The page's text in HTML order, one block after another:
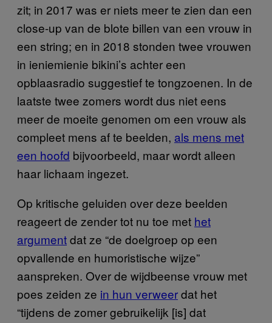
zit; in 2017 was er niets meer te zien dan een
close-up van de blote billen van een vrouw in
een string; en in 2018 stonden twee vrouwen
in ieniemienie bikini’s achter een
opblaasradio suggestief te tongzoenen. In de
laatste twee zomers wordt dus niet eens
meer de moeite genomen om een vrouw als
compleet mens af te beelden, als mens met
een hoofd bijvoorbeeld, maar wordt alleen
haar lichaam ingezet.
Op kritische geluiden over deze beelden
reageert de zender tot nu toe met het
argumentdat ze “de doelgroep op een
opvallende en humoristische wijze”
aanspreken. Over de wijdbeense vrouw met
poes zeiden ze in hun verweerdat het
“tijdens de zomer gebruikelijk [is] dat